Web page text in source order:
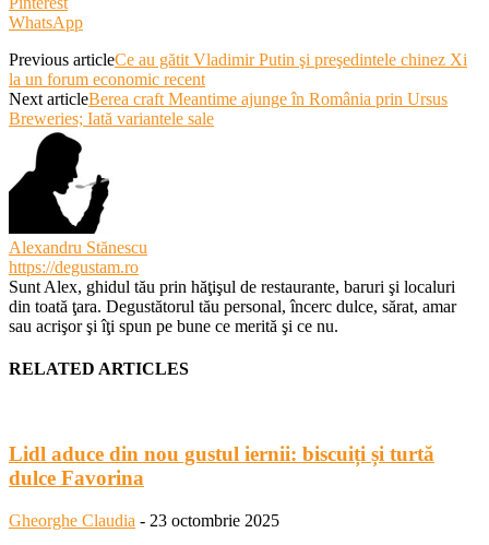
WhatsApp
Previous articleCe au gătit Vladimir Putin şi preşedintele chinez Xi
la un forum economic recent
Next articleBerea craft Meantime ajunge în România prin Ursus
Breweries; Iată variantele sale
Alexandru Stănescu
https://degustam.ro
Sunt Alex, ghidul tău prin hăţişul de restaurante, baruri şi localuri
din toată ţara. Degustătorul tău personal, încerc dulce, sărat, amar
sau acrişor şi îţi spun pe bune ce merită şi ce nu.
RELATED ARTICLES
Lidl aduce din nou gustul iernii: biscuiți și turtă
dulce Favorina
Gheorghe Claudia - 23 octombrie 2025